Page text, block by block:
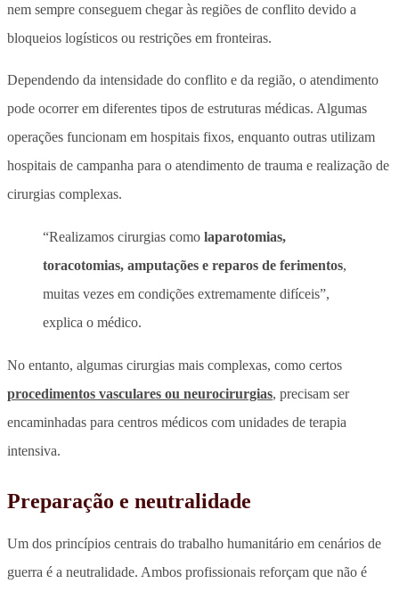
nem sempre conseguem chegar às regiões de conflito devido a
bloqueios logísticos ou restrições em fronteiras.
Dependendo da intensidade do conflito e da região, o atendimento
pode ocorrer em diferentes tipos de estruturas médicas. Algumas
operações funcionam em hospitais fixos, enquanto outras utilizam
hospitais de campanha para o atendimento de trauma e realização de
cirurgias complexas.
“Realizamos cirurgias como laparotomias,
toracotomias, amputações e reparos de ferimentos,
muitas vezes em condições extremamente difíceis”,
explica o médico.
No entanto, algumas cirurgias mais complexas, como certos
procedimentos vasculares ou neurocirurgias, precisam ser
encaminhadas para centros médicos com unidades de terapia
intensiva.
Preparação e neutralidade
Um dos princípios centrais do trabalho humanitário em cenários de
guerra é a neutralidade. Ambos profissionais reforçam que não é